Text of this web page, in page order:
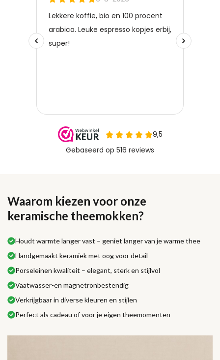
Waarom kiezen voor onze
keramische theemokken?
Houdt warmte langer vast – geniet langer van je warme thee
Handgemaakt keramiek met oog voor detail
Porseleinen kwaliteit – elegant, sterk en stijlvol
Vaatwasser-en magnetronbestendig
Verkrijgbaar in diverse kleuren en stijlen
Perfect als cadeau of voor je eigen theemomenten